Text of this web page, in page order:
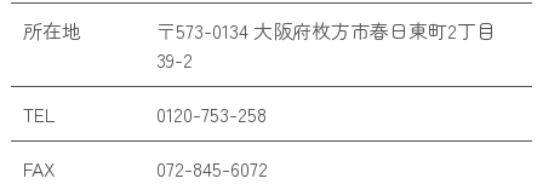
所在地
〒573-0134 大阪府枚方市春日東町2丁目
39-2
TEL
0120-753-258
FAX
072-845-6072